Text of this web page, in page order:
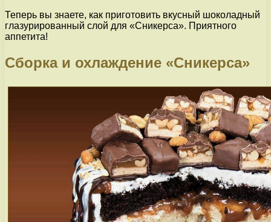
Теперь вы знаете, как приготовить вкусный шоколадный
глазурированный слой для «Сникерса». Приятного
аппетита!
Сборка и охлаждение «Сникерса»